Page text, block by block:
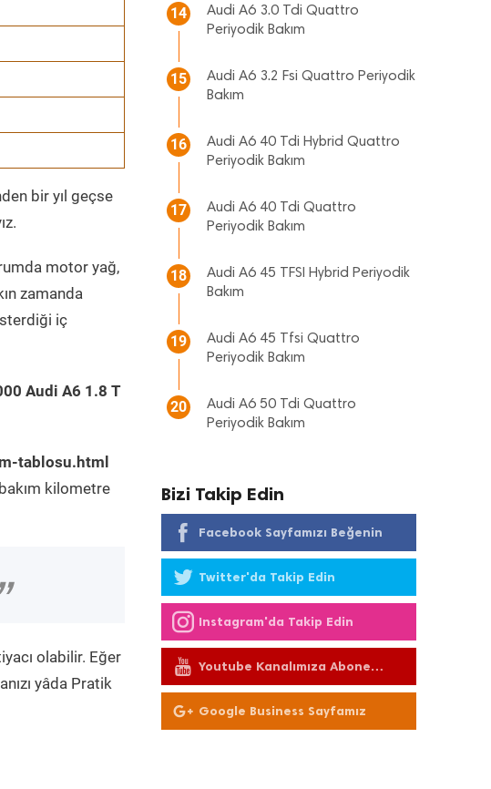
bir yıl geçse
motor yağ,
zamanda
iç
Audi A6 1.8 T
tablosu.html
kilometre
olabilir. Eğer
yâda Pratik
14
Audi A6 3.0 Tdi Quattro
Periyodik Bakım
15
Audi A6 3.2 Fsi Quattro Periyodik
Bakım
16
Audi A6 40 Tdi Hybrid Quattro
Periyodik Bakım
17
Audi A6 40 Tdi Quattro
Periyodik Bakım
18
Audi A6 45 TFSI Hybrid Periyodik
Bakım
19
Audi A6 45 Tfsi Quattro
Periyodik Bakım
20
Audi A6 50 Tdi Quattro
Periyodik Bakım
Bizi Takip Edin
Facebook Sayfamızı Beğenin
Twitter'da Takip Edin
Instagram'da Takip Edin
Youtube Kanalımıza Abone
Olun
Google Business Sayfamız